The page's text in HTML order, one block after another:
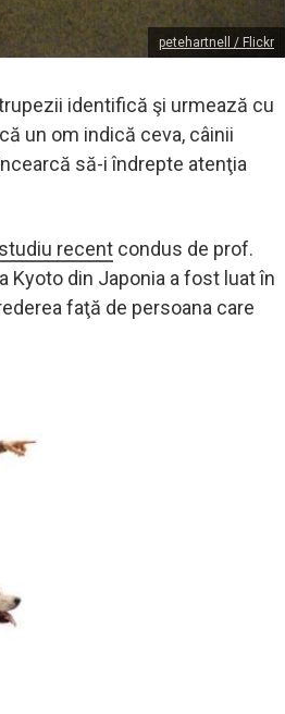
petehartnell / Flickr
identifică şi urmează cu
un om indică ceva, câinii
să-i îndrepte atenţia
studiu recent condus de prof.
Kyoto din Japonia a fost luat în
faţă de persoana care